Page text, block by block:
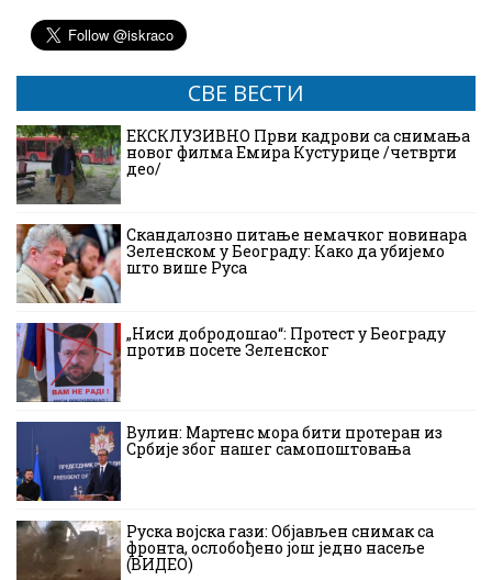
СВЕ ВЕСТИ
ЕКСКЛУЗИВНО Први кадрови са снимања
новог филма Емира Кустурице /четврти
део/
Скандалозно питање немачког новинара
Зеленском у Београду: Како да убијемо
што више Руса
„Ниси добродошао“: Протест у Београду
против посете Зеленског
Вулин: Мартенс мора бити протеран из
Србије због нашег самопоштовања
Руска војска гази: Објављен снимак са
фронта, ослобођено још једно насеље
(ВИДЕО)